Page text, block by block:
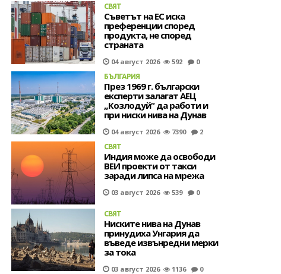
СВЯТ
Съветът на ЕС иска
преференции според
продукта, не според
страната
04 август 2026 592 0
БЪЛГАРИЯ
През 1969 г. български
експерти залагат АЕЦ
„Козлодуй“ да работи и
при ниски нива на Дунав
04 август 2026 7390 2
СВЯТ
Индия може да освободи
ВЕИ проекти от такси
заради липса на мрежа
03 август 2026 539 0
СВЯТ
Ниските нива на Дунав
принудиха Унгария да
въведе извънредни мерки
за тока
03 август 2026 1136 0